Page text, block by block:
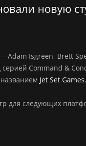
новую
— Adam Isgreen, Brett
серией Command &
Jet Set Games.
для следующих